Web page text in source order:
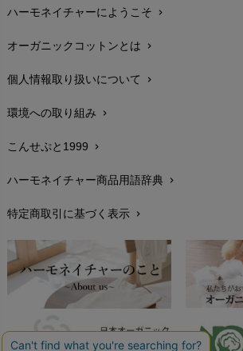
ぬくぐるみ工房
HAYASHI
Pantyliners Organics（パンティライナーズ）
PRISTINE（プリスティン）
fromF（フロムエフ）
Lovingly Organics（ラビングリー）
MAINIO（マイニオ）
MATONA（マトナ）
maxomorra（マクソモーラ）
mini rodini（ミニロディーニ）
My Little Cozmo（マイリトルコズモ）
nadadelazos（ナダデラゾス）
NATURAPURA（ナチュラプラ）
NewNative（ニューネイティブ）
Nukleus（ニュクレス）
FAXでのご注文chevron_right
お問い合わせchevron_right
ハーモネイチャーにようこそ chevron_right
オーガニックコットンとは chevron_right
個人情報取り扱いについて chevron_right
環境への取り組み chevron_right
こんせぷと1999 chevron_right
ハーモネイチャー商品用語辞典 chevron_right
特定商取引に基づく表示 chevron_right